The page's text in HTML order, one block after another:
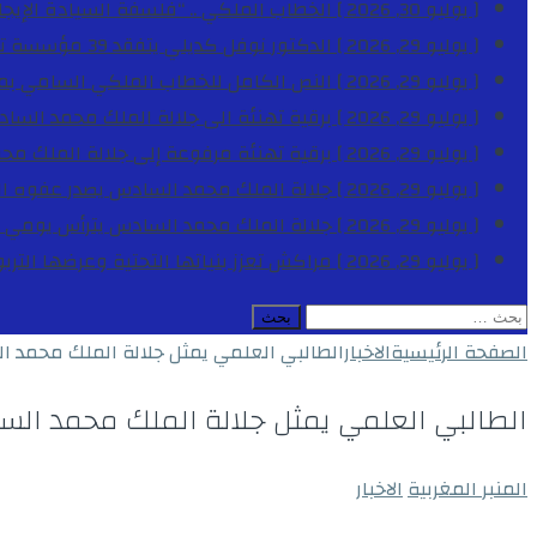
[ يوليو 30, 2026 ]
الخطاب الملكي .. “فلسفة السيادة
[ يوليو 29, 2026 ]
الدكتور نوفل كديلي يتفقد 39 مؤسسة تعليمية بجهة الدار البيضاء-سطات خلال الموسم الدراسي 2025-2026
[ يوليو 29, 2026 ]
النص الكامل للخطاب الملكي السامي بمناسبة الذكرى
[ يوليو 29, 2026 ]
برقية تهنئة الى جلالة الملك محمد
[ يوليو 29, 2026 ]
برقية تهنئة مرفوعة إلى جلالة الملك
[ يوليو 29, 2026 ]
جلالة الملك محمد السادس يصدر عفوه السامي على 1788 شخصا
[ يوليو 29, 2026 ]
جلالة الملك محمد السادس يترأس
[ يوليو 29, 2026 ]
مراكش تعزز بنياتها التحتية وعرضها
البحث
عن:
الصفحة الرئيسيةالاخبارالطالبي العلمي يمثل جلالة الملك محمد
الطالبي العلمي يمثل جلالة الملك محمد
المنبر المغربيةالاخبار